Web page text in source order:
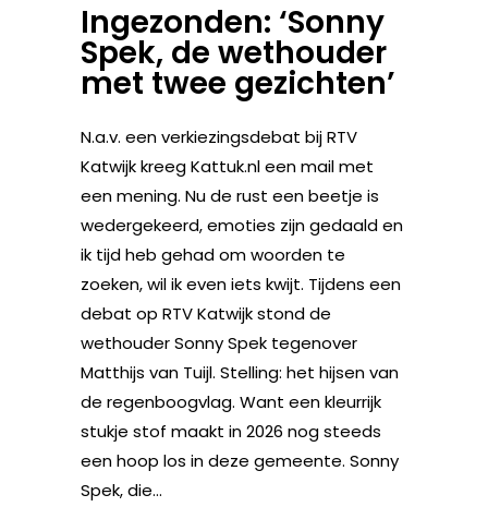
Ingezonden: ‘Sonny
Spek, de wethouder
met twee gezichten’
N.a.v. een verkiezingsdebat bij RTV
Katwijk kreeg Kattuk.nl een mail met
een mening. Nu de rust een beetje is
wedergekeerd, emoties zijn gedaald en
ik tijd heb gehad om woorden te
zoeken, wil ik even iets kwijt. Tijdens een
debat op RTV Katwijk stond de
wethouder Sonny Spek tegenover
Matthijs van Tuijl. Stelling: het hijsen van
de regenboogvlag. Want een kleurrijk
stukje stof maakt in 2026 nog steeds
een hoop los in deze gemeente. Sonny
Spek, die...